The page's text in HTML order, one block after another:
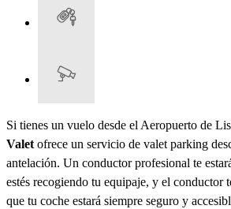
Si tienes un vuelo desde el Aeropuerto de
Valet ofrece un servicio de valet parking
antelación. Un conductor profesional te
estés recogiendo tu equipaje, y el conductor
que tu coche estará siempre seguro y